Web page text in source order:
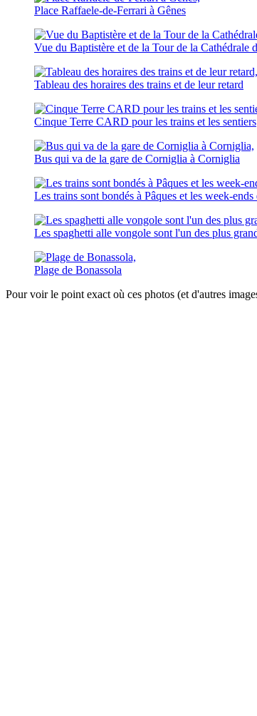
Place Raffaele-de-Ferrari à Gênes
Vue du Baptistère et de la Tour de la Cathédrale
Tableau des horaires des trains et de leur retard
Cinque Terre CARD pour les trains et les sentiers
Bus qui va de la gare de Corniglia à Corniglia
Les trains sont bondés à Pâques et les week-ends
Les spaghetti alle vongole sont l'un des plus
Plage de Bonassola
Pour voir le point exact où ces photos (et d'autres